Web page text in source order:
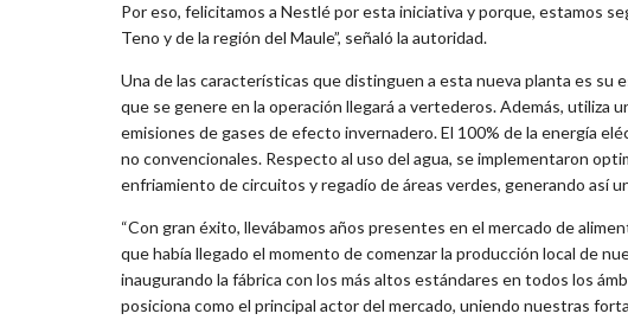
Por eso, felicitamos a Nestlé por esta iniciativa y porque, estamos
Teno y de la región del Maule”, señaló la autoridad.
Una de las características que distinguen a esta nueva planta es su
que se genere en la operación llegará a vertederos. Además, utiliza
emisiones de gases de efecto invernadero. El 100% de la energía
no convencionales. Respecto al uso del agua, se implementaron
enfriamiento de circuitos y regadío de áreas verdes, generando así
“Con gran éxito, llevábamos años presentes en el mercado de
que había llegado el momento de comenzar la producción local de
inaugurando la fábrica con los más altos estándares en todos los
posiciona como el principal actor del mercado, uniendo nuestras